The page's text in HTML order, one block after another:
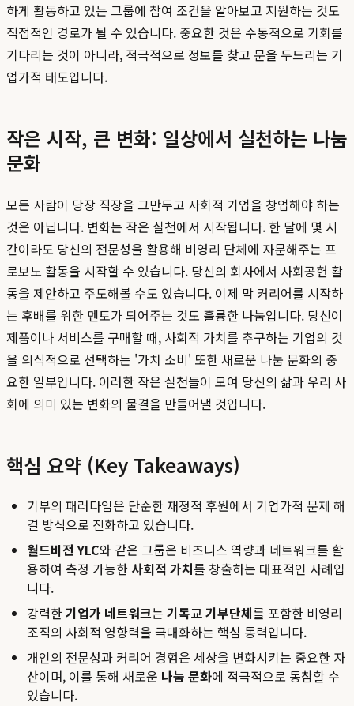
하게 활동하고 있는 그룹에 참여 조건을 알아보고 지원하는 것도
직접적인 경로가 될 수 있습니다. 중요한 것은 수동적으로 기회를
기다리는 것이 아니라, 적극적으로 정보를 찾고 문을 두드리는 기
업가적 태도입니다.
작은 시작, 큰 변화: 일상에서 실천하는 나눔
문화
모든 사람이 당장 직장을 그만두고 사회적 기업을 창업해야 하는
것은 아닙니다. 변화는 작은 실천에서 시작됩니다. 한 달에 몇 시
간이라도 당신의 전문성을 활용해 비영리 단체에 자문해주는 프
로보노 활동을 시작할 수 있습니다. 당신의 회사에서 사회공헌 활
동을 제안하고 주도해볼 수도 있습니다. 이제 막 커리어를 시작하
는 후배를 위한 멘토가 되어주는 것도 훌륭한 나눔입니다. 당신이
제품이나 서비스를 구매할 때, 사회적 가치를 추구하는 기업의 것
을 의식적으로 선택하는 '가치 소비' 또한 새로운 나눔 문화의 중
요한 일부입니다. 이러한 작은 실천들이 모여 당신의 삶과 우리 사
회에 의미 있는 변화의 물결을 만들어낼 것입니다.
핵심 요약 (Key Takeaways)
기부의 패러다임은 단순한 재정적 후원에서 기업가적 문제 해
결 방식으로 진화하고 있습니다.
월드비전 YLC와 같은 그룹은 비즈니스 역량과 네트워크를 활
용하여 측정 가능한 사회적 가치를 창출하는 대표적인 사례입
니다.
강력한기업가 네트워크는 기독교 기부단체를 포함한 비영리
조직의 사회적 영향력을 극대화하는 핵심 동력입니다.
개인의 전문성과 커리어 경험은 세상을 변화시키는 중요한 자
산이며, 이를 통해 새로운 나눔 문화에 적극적으로 동참할 수
있습니다.